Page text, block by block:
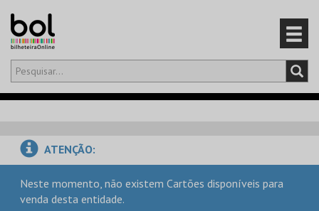
Olá,iniciar sessão
EVENTOS
CARTÕES
ATENÇÃO:
Neste momento, não existem Cartões disponíveis para
venda desta entidade.